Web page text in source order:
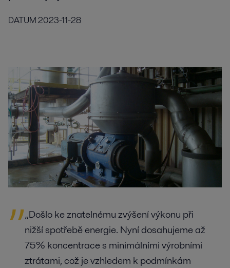
DATUM2023-11-28
„Došlo ke znatelnému zvýšení výkonu při
nižší spotřebě energie. Nyní dosahujeme až
75% koncentrace s minimálními výrobními
ztrátami, což je vzhledem k podmínkám